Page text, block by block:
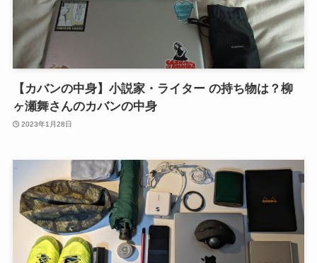
【カバンの中身】小説家・ライター の持ち物は？柳
ヶ瀬舞さんのカバンの中身
2023年1月28日